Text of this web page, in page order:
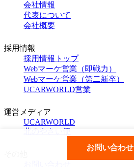
会社情報
代表について
会社概要
採用情報
採用情報トップ
Webマーケ営業（即戦力）
Webマーケ営業（第二新卒）
UCARWORLD営業
運営メディア
UCARWORLD
北のやさい便
お問い合わせ